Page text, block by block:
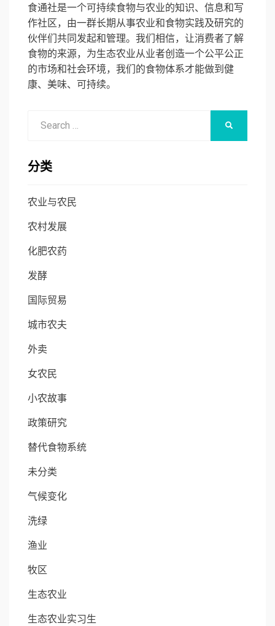
食通社是一个可持续食物与农业的知识、信息和写
作社区，由一群长期从事农业和食物实践及研究的
伙伴们共同发起和管理。我们相信，让消费者了解
食物的来源，为生态农业从业者创造一个公平公正
的市场和社会环境，我们的食物体系才能做到健
康、美味、可持续。
分类
农业与农民
农村发展
化肥农药
发酵
国际贸易
城市农夫
外卖
女农民
小农故事
政策研究
替代食物系统
未分类
气候变化
洗绿
渔业
牧区
生态农业
生态农业实习生